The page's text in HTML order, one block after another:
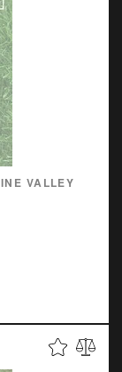
VALLEY